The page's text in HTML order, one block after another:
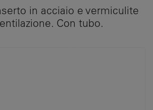
in acciaio e vermiculite
Con tubo.